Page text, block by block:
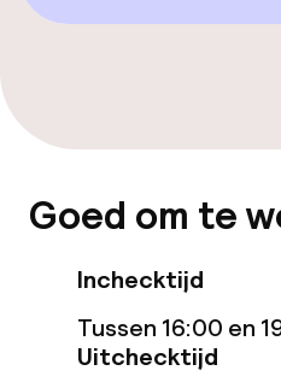
TV lounge
Eet- en
Goed om te
Inchecktijd
Tussen 16:00 en
Uitchecktijd